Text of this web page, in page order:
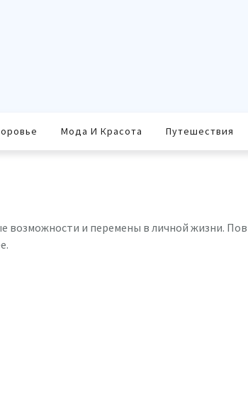
Мода И Красота Путешествия
возможности и перемены в личной жизни.